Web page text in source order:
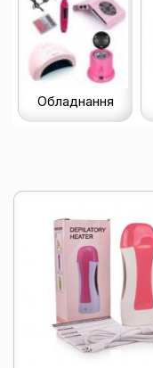
Обладнання